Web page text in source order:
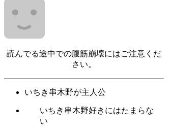
読んでる途中での腹筋崩壊にはご注意くだ
さい。
いちき串木野が主人公
いちき串木野好きにはたまらな
い